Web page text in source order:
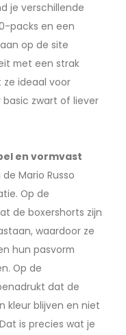
je verschillende
packs en een
op de site
met een strak
ideaal voor
basic zwart of liever
en vormvast
Mario Russo
Op de
de boxershorts zijn
waardoor ze
hun pasvorm
Op de
dat de
kleur blijven en niet
is precies wat je